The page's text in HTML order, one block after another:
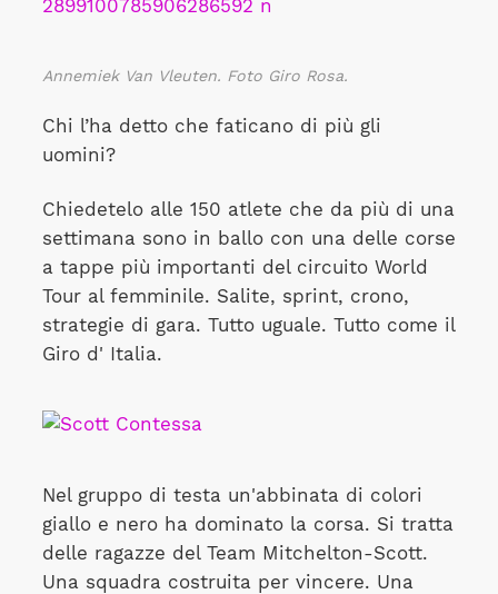
Annemiek Van Vleuten. Foto Giro Rosa.
Chi l’ha detto che faticano di più gli
uomini?
Chiedetelo alle 150 atlete che da più di una
settimana sono in ballo con una delle corse
a tappe più importanti del circuito World
Tour al femminile. Salite, sprint, crono,
strategie di gara. Tutto uguale. Tutto come il
Giro d' Italia.
Nel gruppo di testa un'abbinata di colori
giallo e nero ha dominato la corsa. Si tratta
delle ragazze del Team Mitchelton-Scott.
Una squadra costruita per vincere. Una